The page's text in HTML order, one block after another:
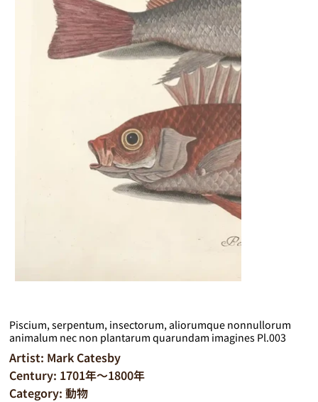
Piscium, serpentum, insectorum, aliorumque nonnullorum
animalum nec non plantarum quarundam imagines Pl.003
Artist: Mark Catesby
Century: 1701年～1800年
Category: 動物